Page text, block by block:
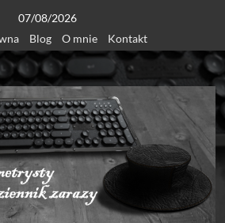
07/08/2026
Blog O mnie Kontakt